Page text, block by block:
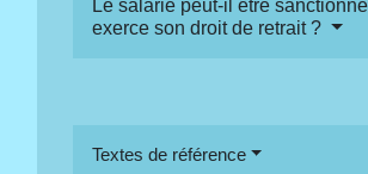
Le salarié peut-il être sanctionné
exerce son droit de retrait ?
Textes de référence